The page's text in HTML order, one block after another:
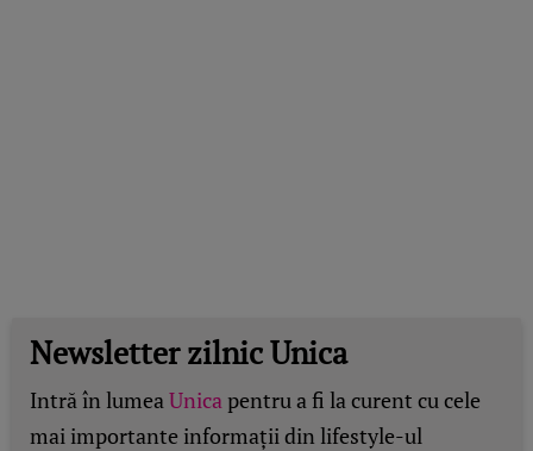
Newsletter zilnic Unica
Intră în lumeaUnicapentru a fi la curent cu cele
mai importante informații din lifestyle-ul